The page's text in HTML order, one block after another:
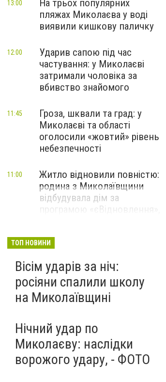
На трьох популярних
пляжах Миколаєва у воді
виявили кишкову паличку
13:00
Ударив сапою під час
частування: у Миколаєві
затримали чоловіка за
вбивство знайомого
12:00
Гроза, шквали та град: у
Миколаєві та області
оголосили «жовтий» рівень
небезпечності
11:45
Житло відновили повністю:
родина з Миколаївщини
відбудувала дім за
програмою «єВідновлення»,
11:00
ТОП НОВИНИ
Вісім ударів за ніч:
росіяни спалили школу
на Миколаївщині
Нічний удар по
Миколаєву: наслідки
ворожого удару, - ФОТО